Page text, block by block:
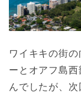
ワイキキの街
ーとオアフ島
んでしたが、次